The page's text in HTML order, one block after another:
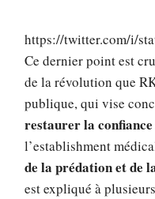
https://twitter.com/i/
Ce dernier point est
de la révolution que
publique, qui vise
restaurer la confiance
l’establishment
de la prédation et de
est expliqué à